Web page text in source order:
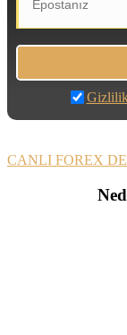
CANLI FOREX